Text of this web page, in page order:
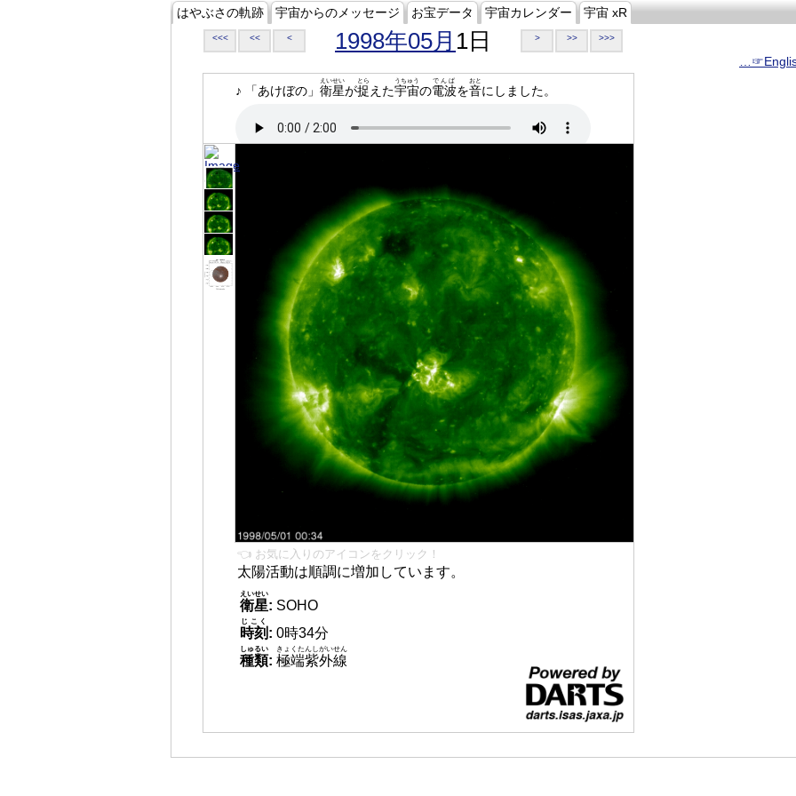
はやぶさの軌跡 宇宙からのメッセージ お宝データ 宇宙カレンダー 宇宙 xR
<<< << < 1998年05月 1日 > >> >>>
♪ 「あけぼの」 衛星
えいせい
が捉
とら
えた宇宙
うちゅう
の電波
でんぱ
を音
おと
にしました。
👈 お気に入りのアイコンをクリック！
太陽活動は順調に増加しています。
衛星
えいせい
: SOHO
時刻
じこく
: 0時34分
種類
しゅるい
: 極端紫外線
きょくたんしがいせん